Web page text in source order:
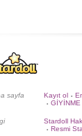
sayfa Kayıt ol •
• GİYİNME
Stardoll
• Resmi